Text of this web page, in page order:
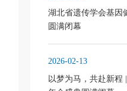
湖北省遗传学会基因
圆满闭幕
2026-02-13
以梦为马，共赴新程